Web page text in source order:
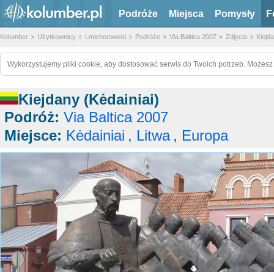
Podróże Miejsca Pomysły
Kolumber Użytkownicy Lmichorowski Podróże Via Baltica 2007 Zdjęcia
Wykorzystujemy pliki cookie, aby dostosować serwis do Twoich potrzeb.
Kiejdany (Kėdainiai)
Podróż: Via Baltica 2007
Miejsce: Kėdainiai , Litwa , Europa